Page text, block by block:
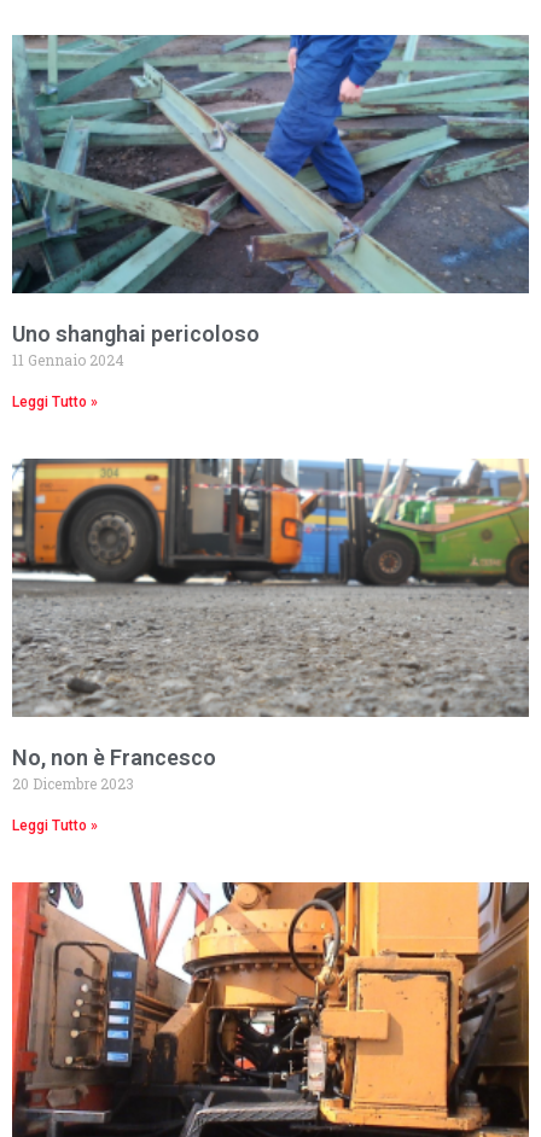
Uno shanghai pericoloso
11 Gennaio 2024
Leggi Tutto »
No, non è Francesco
20 Dicembre 2023
Leggi Tutto »